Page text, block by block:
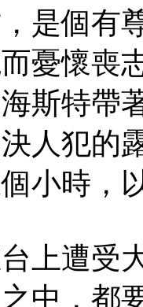
是個有
憂懷喪
斯特帶
決人犯的
小時，
上遭受
中，都